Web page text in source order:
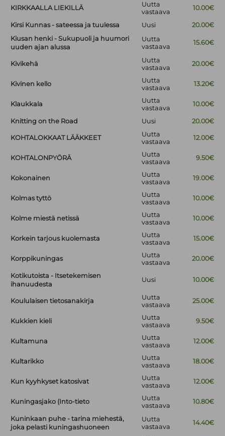
KIRKKAALLA LIEKILLÄ
Uutta
vastaava
10.00€
Kirsi Kunnas - sateessa ja tuulessa Uusi
20.00€
Kiusan henki - Sukupuoli ja huumori
uuden ajan alussa
Uutta
vastaava
15.60€
Kivikehä
Uutta
vastaava
20.00€
Kivinen kello
Uutta
vastaava
13.20€
Klaukkala
Uutta
vastaava
10.00€
Knitting on the Road Uusi 20.00€
KOHTALOKKAAT LÄÄKKEET
Uutta
vastaava
12.00€
KOHTALONPYÖRÄ
Uutta
vastaava
9.50€
Kokonainen
Uutta
vastaava
19.00€
Kolmas tyttö
Uutta
vastaava
10.00€
Kolme miestä netissä
Uutta
vastaava
10.00€
Korkein tarjous kuolemasta
Uutta
vastaava
15.00€
Korppikuningas
Uutta
vastaava
20.00€
Kotikutoista - Itsetekemisen
ihanuudesta
Uusi 10.00€
Koululaisen tietosanakirja
Uutta
vastaava
25.00€
Kukkien kieli
Uutta
vastaava
9.50€
Kultamuna
Uutta
vastaava
12.00€
Kultarikko
Uutta
vastaava
18.00€
Kun kyyhkyset katosivat
Uutta
vastaava
12.00€
Kuningasjako (Into-tieto
Uutta
vastaava
10.80€
Kuninkaan puhe - tarina miehestä,
joka pelasti kuningashuoneen
Uutta
vastaava
14.40€